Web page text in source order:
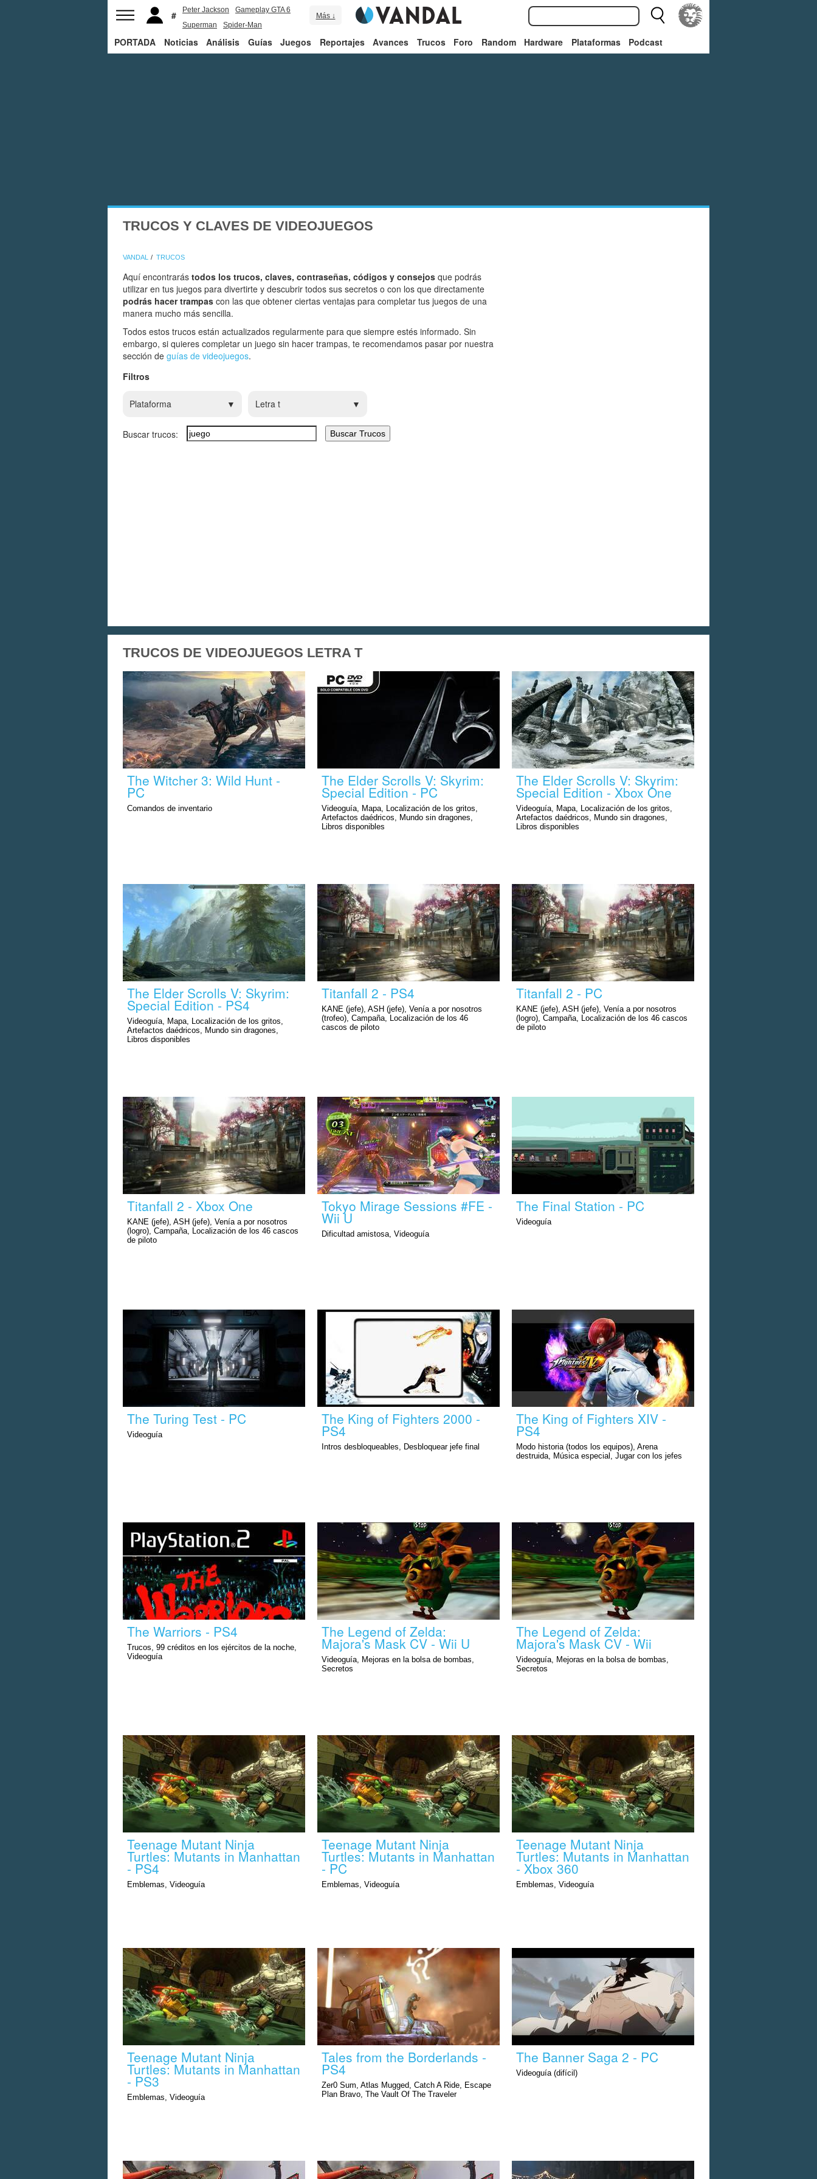
Peter Jackson
Gameplay GTA 6
Superman
Spider-Man
Más ↓
PORTADA Noticias Análisis Guías Juegos Reportajes Avances Trucos Foro Random Hardware Plataformas Podcast
TRUCOS Y CLAVES DE VIDEOJUEGOS
VANDAL TRUCOS
Aquí encontrarás todos los trucos, claves, contraseñas, códigos y consejos que podrás
utilizar en tus juegos para divertirte y descubrir todos sus secretos o con los que directamente
podrás hacer trampas con las que obtener ciertas ventajas para completar tus juegos de una
manera mucho más sencilla.
Todos estos trucos están actualizados regularmente para que siempre estés informado. Sin
embargo, si quieres completar un juego sin hacer trampas, te recomendamos pasar por nuestra
sección de guías de videojuegos.
Filtros
Plataforma Letra t
Buscar trucos: Buscar Trucos
TRUCOS DE VIDEOJUEGOS LETRA T
The Witcher 3: Wild Hunt -
PC
Comandos de inventario
The Elder Scrolls V: Skyrim:
Special Edition - PC
Videoguía, Mapa, Localización de los gritos,
Artefactos daédricos, Mundo sin dragones,
Libros disponibles
The Elder Scrolls V: Skyrim:
Special Edition - Xbox One
Videoguía, Mapa, Localización de los gritos,
Artefactos daédricos, Mundo sin dragones,
Libros disponibles
The Elder Scrolls V: Skyrim:
Special Edition - PS4
Videoguía, Mapa, Localización de los gritos,
Artefactos daédricos, Mundo sin dragones,
Libros disponibles
Titanfall 2 - PS4
KANE (jefe), ASH (jefe), Venía a por nosotros
(trofeo), Campaña, Localización de los 46
cascos de piloto
Titanfall 2 - PC
KANE (jefe), ASH (jefe), Venía a por nosotros
(logro), Campaña, Localización de los 46 cascos
de piloto
Titanfall 2 - Xbox One
KANE (jefe), ASH (jefe), Venía a por nosotros
(logro), Campaña, Localización de los 46 cascos
de piloto
Tokyo Mirage Sessions #FE -
Wii U
Dificultad amistosa, Videoguía
The Final Station - PC
Videoguía
The Turing Test - PC
Videoguía
The King of Fighters 2000 -
PS4
Intros desbloqueables, Desbloquear jefe final
The King of Fighters XIV -
PS4
Modo historia (todos los equipos), Arena
destruida, Música especial, Jugar con los jefes
The Warriors - PS4
Trucos, 99 créditos en los ejércitos de la noche,
Videoguía
The Legend of Zelda:
Majora's Mask CV - Wii U
Videoguía, Mejoras en la bolsa de bombas,
Secretos
The Legend of Zelda:
Majora's Mask CV - Wii
Videoguía, Mejoras en la bolsa de bombas,
Secretos
Teenage Mutant Ninja
Turtles: Mutants in Manhattan
- PS4
Emblemas, Videoguía
Teenage Mutant Ninja
Turtles: Mutants in Manhattan
- PC
Emblemas, Videoguía
Teenage Mutant Ninja
Turtles: Mutants in Manhattan
- Xbox 360
Emblemas, Videoguía
Teenage Mutant Ninja
Turtles: Mutants in Manhattan
- PS3
Emblemas, Videoguía
Tales from the Borderlands -
PS4
Zer0 Sum, Atlas Mugged, Catch A Ride, Escape
Plan Bravo, The Vault Of The Traveler
The Banner Saga 2 - PC
Videoguía (difícil)